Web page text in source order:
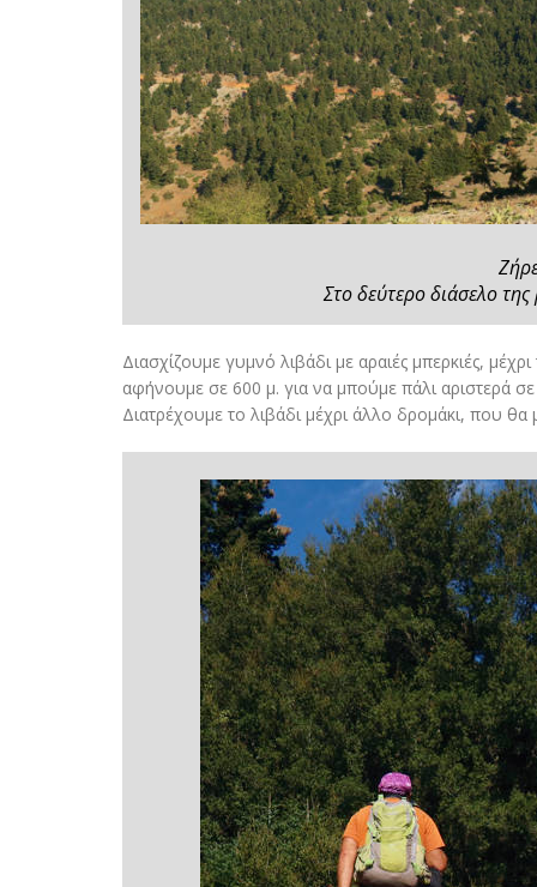
Στο δεύτερο διάσελο
Διασχίζουμε γυμνό λιβάδι με αραιές μπερκιές,
αφήνουμε σε 600 μ. για να μπούμε πάλι αριστερά
Διατρέχουμε το λιβάδι μέχρι άλλο δρομάκι, που θα